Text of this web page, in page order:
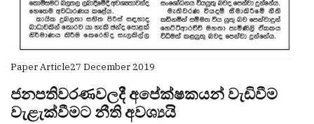
Paper Article27 December 2019
ජනපතිවරණවලදී අපේක්ෂකයන් වැඩිවීම
වැළැක්වීමට නීති අවශ්‍යයි